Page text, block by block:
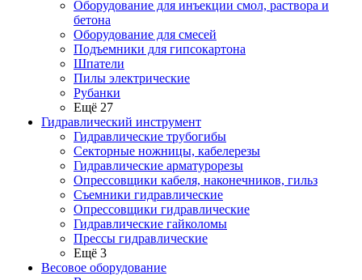
Оборудование для инъекции смол, раствора и
бетона
Оборудование для смесей
Подъемники для гипсокартона
Шпатели
Пилы электрические
Рубанки
Ещё 27
Гидравлический инструмент
Гидравлические трубогибы
Секторные ножницы, кабелерезы
Гидравлические арматурорезы
Опрессовщики кабеля, наконечников, гильз
Съемники гидравлические
Опрессовщики гидравлические
Гидравлические гайколомы
Прессы гидравлические
Ещё 3
Весовое оборудование